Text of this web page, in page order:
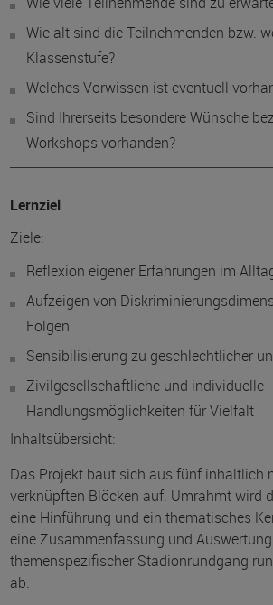
Wie alt sind die Teilnehmenden bzw.
Klassenstufe?
Welches Vorwissen ist eventuell
Sind Ihrerseits besondere Wünsche
Workshops vorhanden?
Lernziel
Ziele:
Reflexion eigener Erfahrungen im
Aufzeigen von
Folgen
Sensibilisierung zu geschlechtlicher
Zivilgesellschaftliche und individuelle
Handlungsmöglichkeiten für Vielfalt
Inhaltsübersicht:
Das Projekt baut sich aus fünf inhaltlich
verknüpften Blöcken auf. Umrahmt wird
eine Hinführung und ein thematisches
eine Zusammenfassung und
themenspezifischer Stadionrundgang
ab.